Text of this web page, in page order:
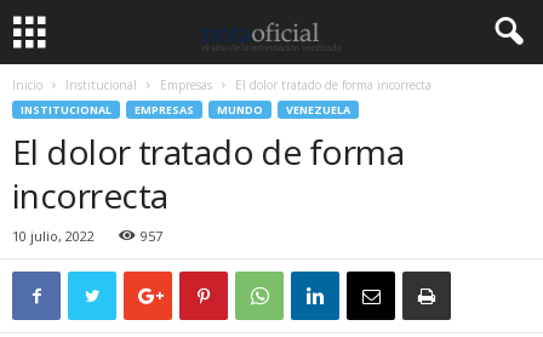
Inicio Institucional Empresas El dolor tratado de forma incorrecta
INSTITUCIONAL EMPRESAS MUNDO VENEZUELA
El dolor tratado de forma
incorrecta
10 julio, 2022 957